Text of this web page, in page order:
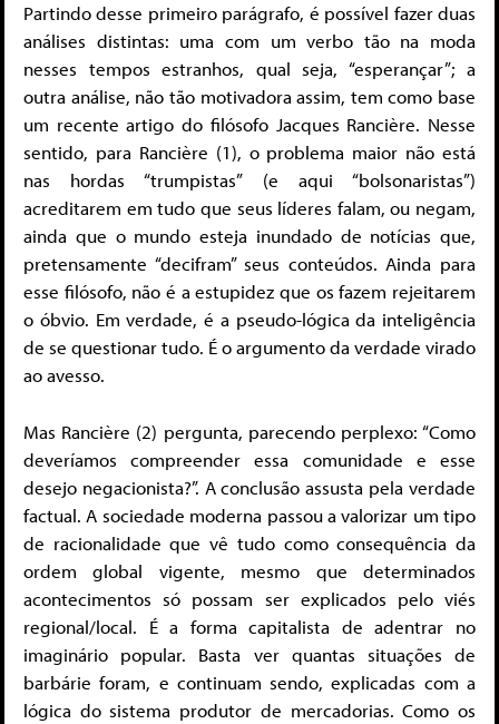
Partindo desse primeiro parágrafo, é possível fazer duas
análises distintas: uma com um verbo tão na moda
nesses tempos estranhos, qual seja, “esperançar”; a
outra análise, não tão motivadora assim, tem como base
um recente artigo do filósofo Jacques Rancière. Nesse
sentido, para Rancière (1), o problema maior não está
nas hordas “trumpistas” (e aqui “bolsonaristas”)
acreditarem em tudo que seus líderes falam, ou negam,
ainda que o mundo esteja inundado de notícias que,
pretensamente “decifram” seus conteúdos. Ainda para
esse filósofo, não é a estupidez que os fazem rejeitarem
o óbvio. Em verdade, é a pseudo-lógica da inteligência
de se questionar tudo. É o argumento da verdade virado
ao avesso.
Mas Rancière (2) pergunta, parecendo perplexo: “Como
deveríamos compreender essa comunidade e esse
desejo negacionista?”. A conclusão assusta pela verdade
factual. A sociedade moderna passou a valorizar um tipo
de racionalidade que vê tudo como consequência da
ordem global vigente, mesmo que determinados
acontecimentos só possam ser explicados pelo viés
regional/local. É a forma capitalista de adentrar no
imaginário popular. Basta ver quantas situações de
barbárie foram, e continuam sendo, explicadas com a
lógica do sistema produtor de mercadorias. Como os